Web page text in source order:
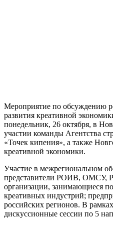
Мероприятие по обсуждению
развития креативной
понедельник, 26 октября, в
участии команды Агентства
«Точек кипения», а также
креативной экономики.
Участие в межрегиональном
представители РОИВ, ОМСУ,
организации, занимающиеся
креативных индустрий;
российских регионов. В
дискуссионные сессии по 5